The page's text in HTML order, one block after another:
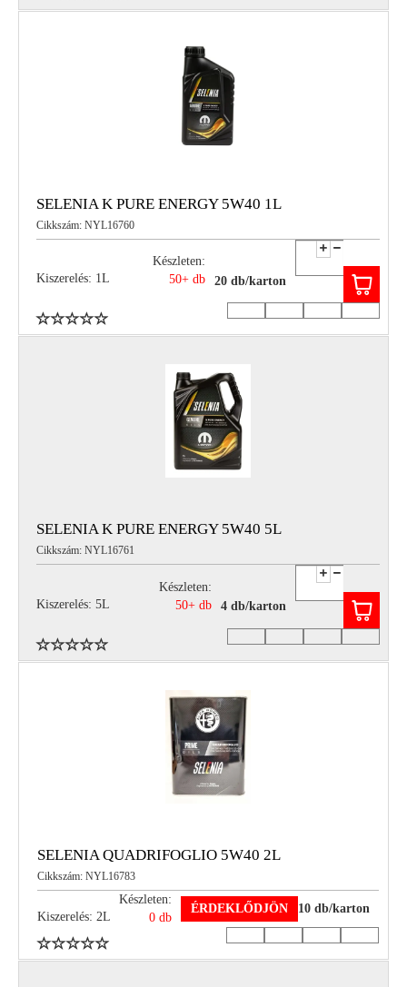
SELENIA K PURE ENERGY 5W40 1L
Cikkszám: NYL16760
Kiszerelés: 1L
Készleten:
50+ db
20 db/karton
SELENIA K PURE ENERGY 5W40 5L
Cikkszám: NYL16761
Kiszerelés: 5L
Készleten:
50+ db
4 db/karton
SELENIA QUADRIFOGLIO 5W40 2L
Cikkszám: NYL16783
Kiszerelés: 2L
Készleten:
0 db
ÉRDEKLŐDJÖN 10 db/karton